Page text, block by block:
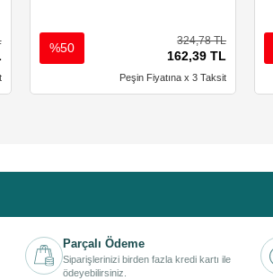
324,78 TL
162,39 TL
%50
Peşin Fiyatına x 3 Taksit
Parçalı Ödeme
Siparişlerinizi birden fazla kredi kartı ile
ödeyebilirsiniz.